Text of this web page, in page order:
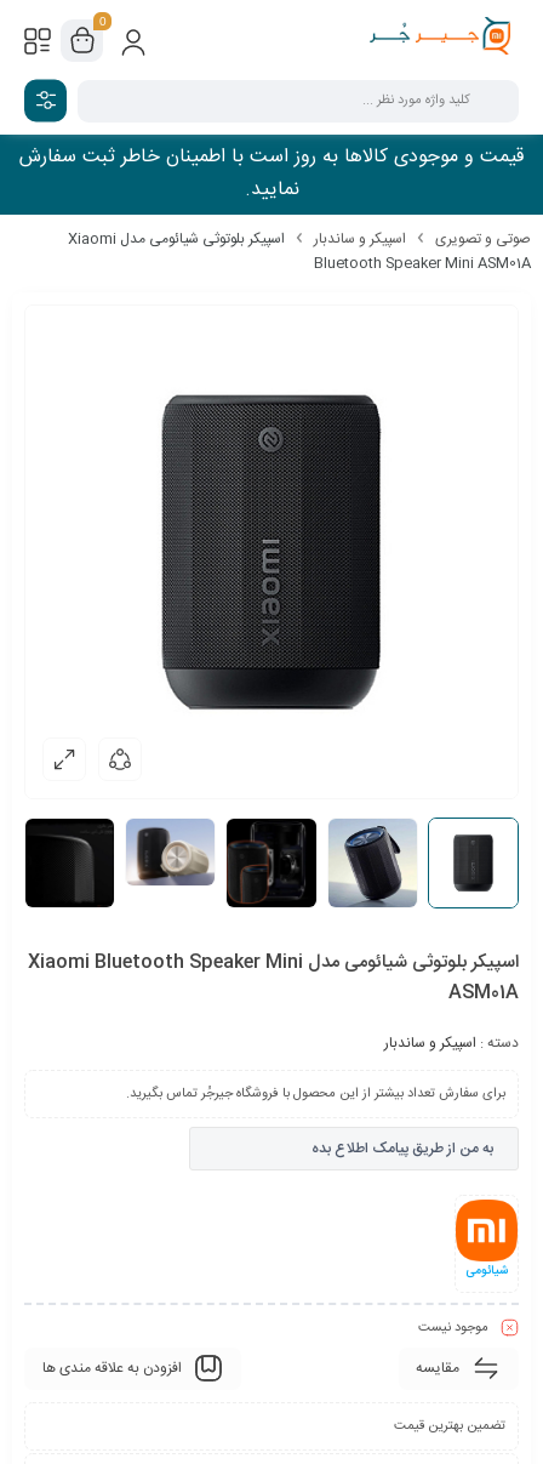
0
قیمت و موجودی کالاها به روز است با اطمینان خاطر ثبت سفارش
نمایید.
صوتی و تصویری اسپیکر و ساندبار
اسپیکر بلوتوثی شیائومی مدل Xiaomi
Bluetooth Speaker Mini ASM01A
اسپیکر بلوتوثی شیائومی مدل Xiaomi Bluetooth Speaker Mini
ASM01A
دسته : اسپیکر و ساندبار
برای سفارش تعداد بیشتر از این محصول با فروشگاه جیرجُر تماس بگیرید.
به من از طریق پیامک اطلاع بده
شیائومی
موجود نیست
مقایسه افزودن به علاقه مندی ها
تضمین بهترین قیمت